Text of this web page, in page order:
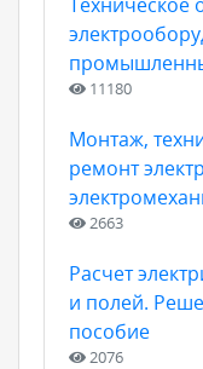
11180
Монтаж,
ремонт
2663
Расчет
и полей.
пособие
2076